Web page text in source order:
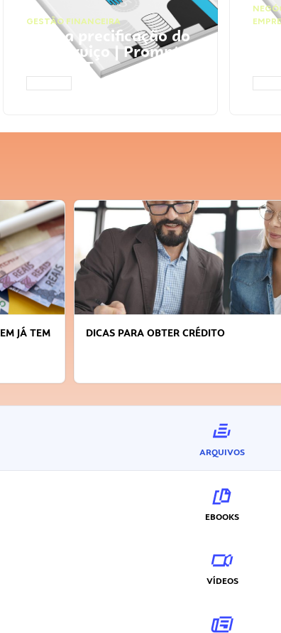
GESTÃO FINANCEIRA
Faça a precificação do
seu serviço | Prompts
ChatGPT
JÁ TEM
DICAS PARA OBTER CRÉDITO
ARQUIVOS
EBOOKS
VÍDEOS